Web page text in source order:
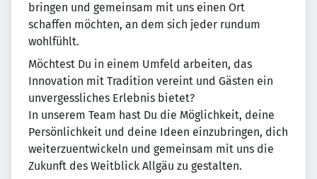
bringen und gemeinsam mit uns einen Ort
schaffen möchten, an dem sich jeder rundum
wohlfühlt.
Möchtest Du in einem Umfeld arbeiten, das
Innovation mit Tradition vereint und Gästen ein
unvergessliches Erlebnis bietet?
In unserem Team hast Du die Möglichkeit, deine
Persönlichkeit und deine Ideen einzubringen, dich
weiterzuentwickeln und gemeinsam mit uns die
Zukunft des Weitblick Allgäu zu gestalten.